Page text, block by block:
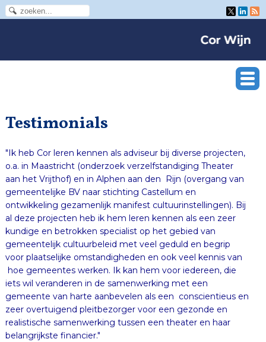
Testimonials
"Ik heb Cor leren kennen als adviseur bij diverse projecten,
o.a. in Maastricht (onderzoek verzelfstandiging Theater
aan het Vrijthof) en in Alphen aan den Rijn (overgang van
gemeentelijke BV naar stichting Castellum en
ontwikkeling gezamenlijk manifest cultuurinstellingen). Bij
al deze projecten heb ik hem leren kennen als een zeer
kundige en betrokken specialist op het gebied van
gemeentelijk cultuurbeleid met veel geduld en begrip
voor plaatselijke omstandigheden en ook veel kennis van
hoe gemeentes werken. Ik kan hem voor iedereen, die
iets wil veranderen in de samenwerking met een
gemeente van harte aanbevelen als een conscientieus en
zeer overtuigend pleitbezorger voor een gezonde en
realistische samenwerking tussen een theater en haar
belangrijkste financier."